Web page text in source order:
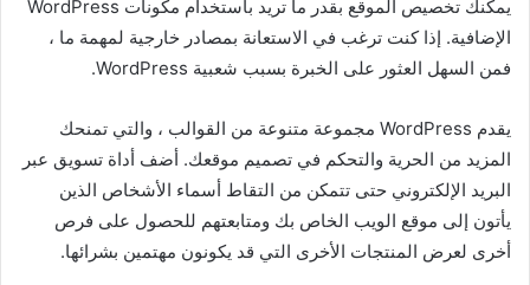
يمكنك تخصيص الموقع بقدر ما تريد باستخدام مكونات WordPress
الإضافية. إذا كنت ترغب في الاستعانة بمصادر خارجية لمهمة ما ،
فمن السهل العثور على الخبرة بسبب شعبية WordPress.
يقدم WordPress مجموعة متنوعة من القوالب ، والتي تمنحك
المزيد من الحرية والتحكم في تصميم موقعك. أضف أداة تسويق عبر
البريد الإلكتروني حتى تتمكن من التقاط أسماء الأشخاص الذين
يأتون إلى موقع الويب الخاص بك ومتابعتهم للحصول على فرص
أخرى لعرض المنتجات الأخرى التي قد يكونون مهتمين بشرائها.